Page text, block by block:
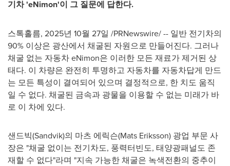
기차 'eNimon'이 그 질문에 답한다.
스톡홀름, 2025년 10월 27일 /PRNewswire/ -- 일반 전기차의
90% 이상은 광산에서 채굴된 자원으로 만들어진다. 그러나
채굴 없는 자동차 eNimon은 이러한 모든 재료가 제거된 상
태다. 이 차량은 완전히 투명하고 자동차를 자동차답게 만드
는 모든 특성이 결여되어 있으며 결정적으로, 한 치도 움직
일 수 없다. 채굴된 금속과 광물을 이용할 수 없는 미래가 바
로 이 차에 있다.
샌드빅(Sandvik)의 마츠 에릭슨(Mats Eriksson) 광업 부문 사
장은 "채굴 없이는 전기차도, 풍력터빈도, 태양광패널도 존
재할 수 없다"라며 "지속 가능한 채굴은 녹색전환의 중추이